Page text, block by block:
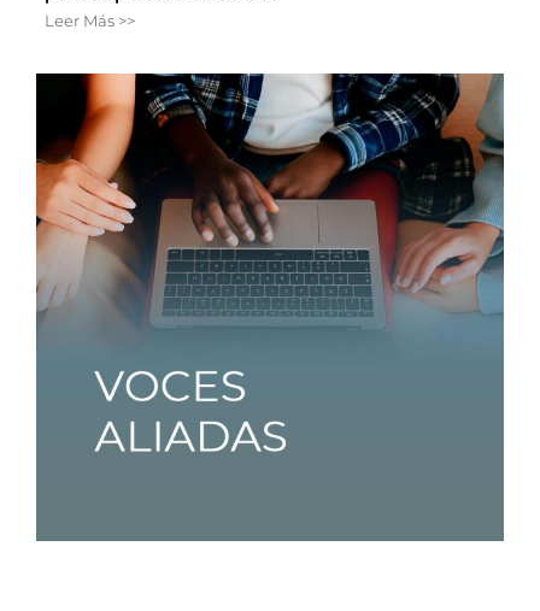
Leer Más >>